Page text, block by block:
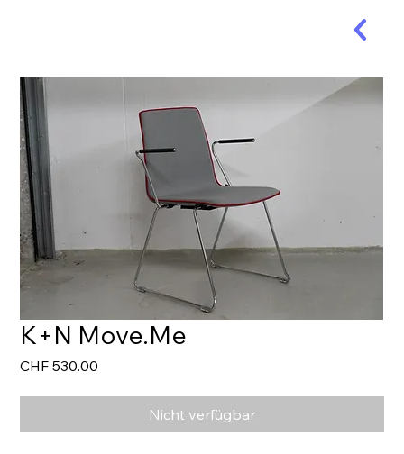
K+N Move.Me
CHF 530.00
Nicht verfügbar